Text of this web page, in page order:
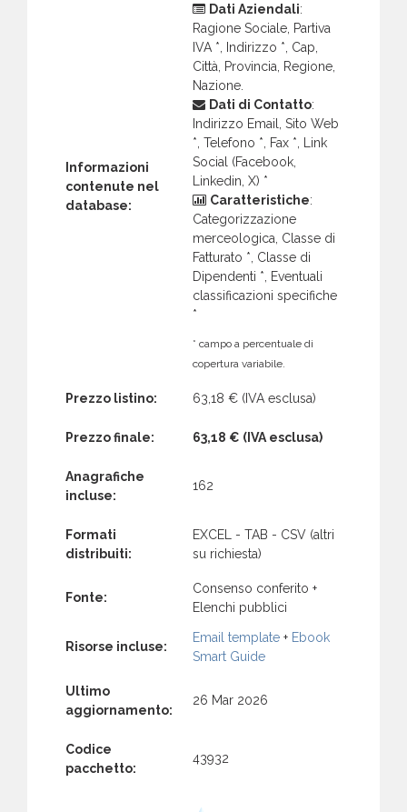
Informazioni
contenute nel
database:
Dati Aziendali:
Ragione Sociale, Partiva
IVA *, Indirizzo *, Cap,
Città, Provincia, Regione,
Nazione.
Dati di Contatto:
Indirizzo Email, Sito Web
*, Telefono *, Fax *, Link
Social (Facebook,
Linkedin, X) *
Caratteristiche:
Categorizzazione
merceologica, Classe di
Fatturato *, Classe di
Dipendenti *, Eventuali
classificazioni specifiche
*
* campo a percentuale di
copertura variabile.
Prezzo listino: 63,18 € (IVA esclusa)
Prezzo finale: 63,18 € (IVA esclusa)
Anagrafiche
incluse:
162
Formati
distribuiti:
EXCEL - TAB - CSV (altri
su richiesta)
Fonte:
Consenso conferito +
Elenchi pubblici
Risorse incluse:
Email template + Ebook
Smart Guide
Ultimo
aggiornamento:
26 Mar 2026
Codice
pacchetto:
43932